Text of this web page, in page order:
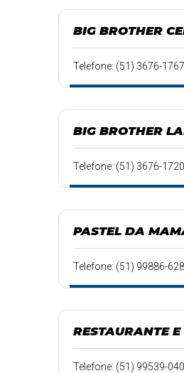
BIG BROTHER
Telefone: (51) 3676-1767
BIG BROTHER
Telefone: (51) 3676-1720
PASTEL DA
Telefone: (51) 99886-
RESTAURANTE
Telefone: (51) 99539-